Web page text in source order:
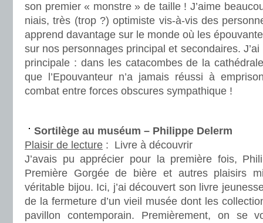
son premier « monstre » de taille ! J’aime
niais, très (trop ?) optimiste vis-à-vis des
apprend davantage sur le monde où les
sur nos personnages principal et secondaires. J’ai
principale : dans les catacombes de la
que l’Epouvanteur n’a jamais réussi à
combat entre forces obscures sympathique !
Sortilège au muséum – Philippe Delerm
Plaisir de lecture : Livre à découvrir
J’avais pu apprécier pour la première fois,
Première Gorgée de bière et autres plaisirs
véritable bijou. Ici, j’ai découvert son livre
de la fermeture d’un vieil musée dont les
pavillon contemporain. Premièrement, on